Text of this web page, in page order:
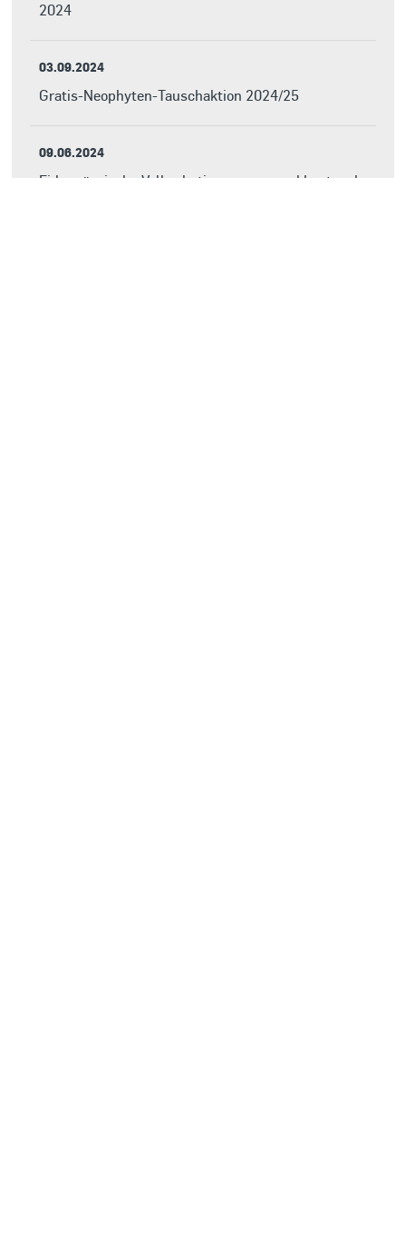
2024
03.09.2024
Gratis-Neophyten-Tauschaktion 2024/25
09.06.2024
Eidgenössische Volksabstimmungen und kantonale